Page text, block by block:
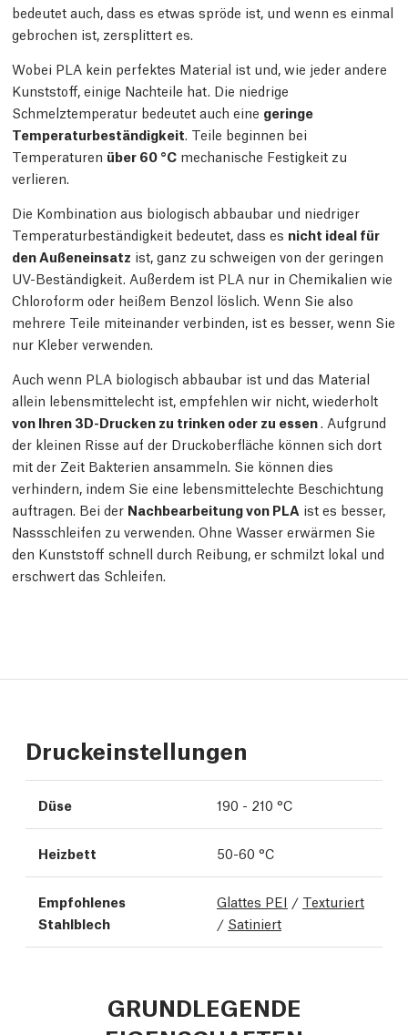
bedeutet auch, dass es etwas spröde ist, und wenn es einmal
gebrochen ist, zersplittert es.
Wobei PLA kein perfektes Material ist und, wie jeder andere
Kunststoff, einige Nachteile hat. Die niedrige
Schmelztemperatur bedeutet auch eine geringe
Temperaturbeständigkeit. Teile beginnen bei
Temperaturen über 60 °C mechanische Festigkeit zu
verlieren.
Die Kombination aus biologisch abbaubar und niedriger
Temperaturbeständigkeit bedeutet, dass es nicht ideal für
den Außeneinsatz ist, ganz zu schweigen von der geringen
UV-Beständigkeit. Außerdem ist PLA nur in Chemikalien wie
Chloroform oder heißem Benzol löslich. Wenn Sie also
mehrere Teile miteinander verbinden, ist es besser, wenn Sie
nur Kleber verwenden.
Auch wenn PLA biologisch abbaubar ist und das Material
allein lebensmittelecht ist, empfehlen wir nicht, wiederholt
von Ihren 3D-Drucken zu trinken oder zu essen. Aufgrund
der kleinen Risse auf der Druckoberfläche können sich dort
mit der Zeit Bakterien ansammeln. Sie können dies
verhindern, indem Sie eine lebensmittelechte Beschichtung
auftragen. Bei der Nachbearbeitung von PLA ist es besser,
Nassschleifen zu verwenden. Ohne Wasser erwärmen Sie
den Kunststoff schnell durch Reibung, er schmilzt lokal und
erschwert das Schleifen.
Druckeinstellungen
Düse 190 - 210 °C
Heizbett 50-60 °C
Empfohlenes
Stahlblech
Glattes PEI / Texturiert
/ Satiniert
GRUNDLEGENDE